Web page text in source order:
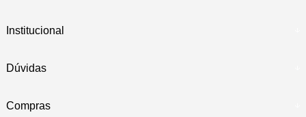
Institucional
Dúvidas
Compras